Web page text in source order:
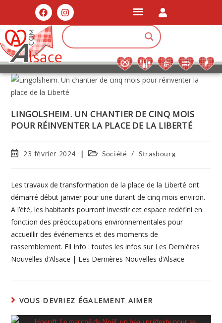
LINGOLSHEIM. UN CHANTIER DE CINQ MOIS
POUR RÉINVENTER LA PLACE DE LA LIBERTÉ
23 février 2024 Société / Strasbourg
Les travaux de transformation de la place de la Liberté ont
démarré début janvier pour une durant de cinq mois environ.
A l’été, les habitants pourront investir cet espace redéfini en
fonction des préoccupations environnementales pour
accueillir des événements et des moments de
rassemblement. Fil Info : toutes les infos sur Les Dernières
Nouvelles d’Alsace | Les Dernières Nouvelles d’Alsace
VOUS DEVRIEZ ÉGALEMENT AIMER